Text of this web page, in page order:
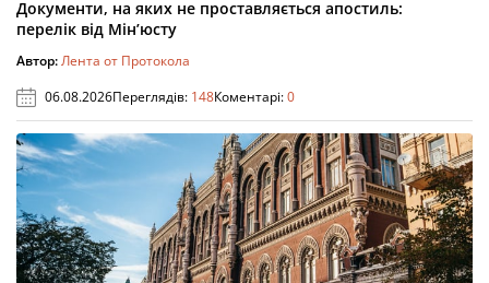
Документи, на яких не проставляється апостиль:
перелік від Мін’юсту
Автор:Лента от Протокола
06.08.2026Переглядів: 148Коментарі:0